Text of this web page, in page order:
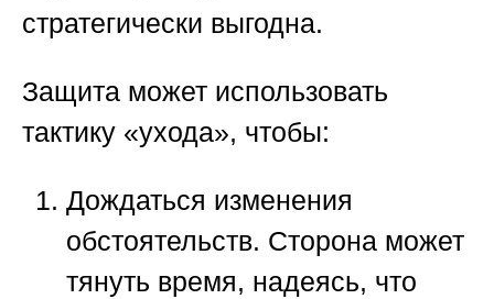
стратегически выгодна.
Защита может использовать
тактику «ухода», чтобы:
Дождаться изменения
обстоятельств. Сторона может
тянуть время, надеясь, что